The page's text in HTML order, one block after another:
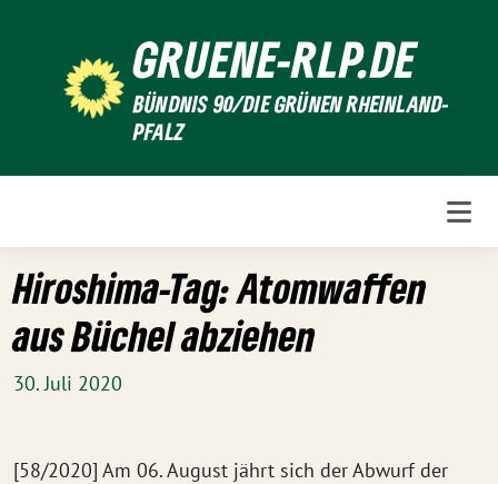
GRUENE-RLP.DE
BÜNDNIS 90/DIE GRÜNEN RHEINLAND-
PFALZ
Hiroshima-Tag: Atomwaffen
aus Büchel abziehen
30. Juli 2020
[58/2020] Am 06. August jährt sich der Abwurf der